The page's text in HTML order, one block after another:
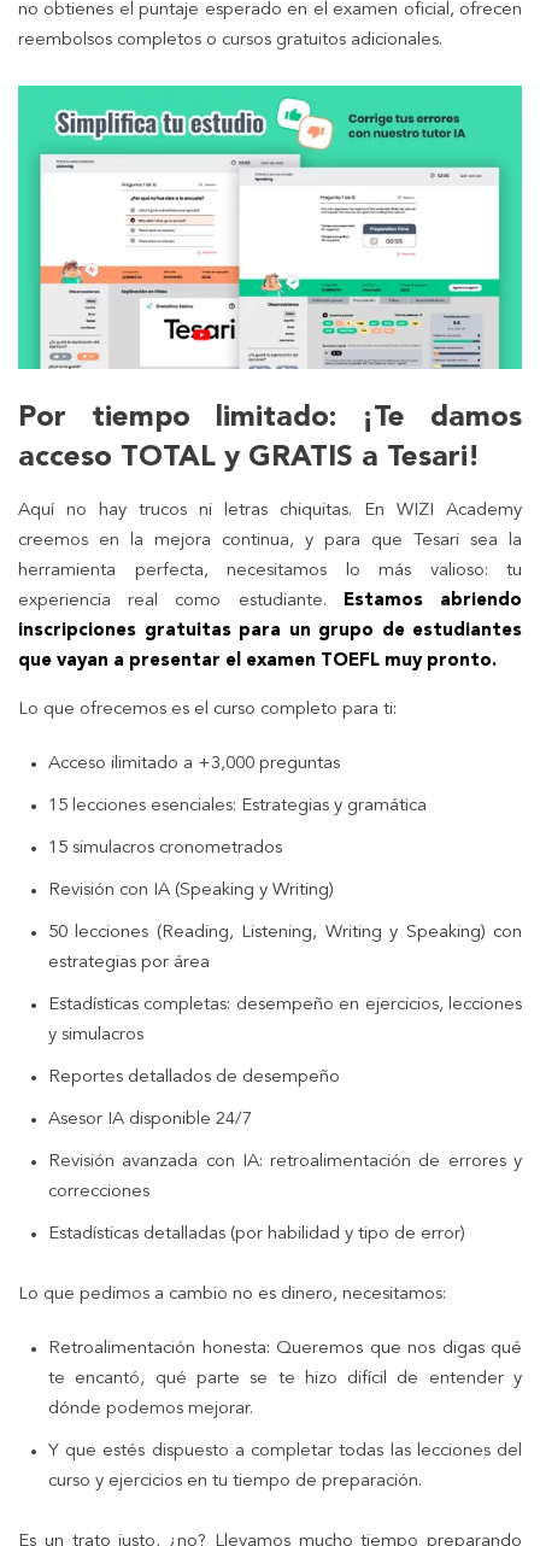
no obtienes el puntaje esperado en el examen oficial, ofrecen
reembolsos completos o cursos gratuitos adicionales.
Por tiempo limitado: ¡Te damos
acceso TOTAL y GRATIS a Tesari!
Aquí no hay trucos ni letras chiquitas. En WIZI Academy
creemos en la mejora continua, y para que Tesari sea la
herramienta perfecta, necesitamos lo más valioso: tu
experiencia real como estudiante. Estamos abriendo
inscripciones gratuitas para un grupo de estudiantes
que vayan a presentar el examen TOEFL muy pronto.
Lo que ofrecemos es el curso completo para ti:
Acceso ilimitado a +3,000 preguntas
15 lecciones esenciales: Estrategias y gramática
15 simulacros cronometrados
Revisión con IA (Speaking y Writing)
50 lecciones (Reading, Listening, Writing y Speaking) con
estrategias por área
Estadísticas completas: desempeño en ejercicios, lecciones
y simulacros
Reportes detallados de desempeño
Asesor IA disponible 24/7
Revisión avanzada con IA: retroalimentación de errores y
correcciones
Estadísticas detalladas (por habilidad y tipo de error)
Lo que pedimos a cambio no es dinero, necesitamos:
Retroalimentación honesta: Queremos que nos digas qué
te encantó, qué parte se te hizo difícil de entender y
dónde podemos mejorar.
Y que estés dispuesto a completar todas las lecciones del
curso y ejercicios en tu tiempo de preparación.
Es un trato justo, ¿no? Llevamos mucho tiempo preparando